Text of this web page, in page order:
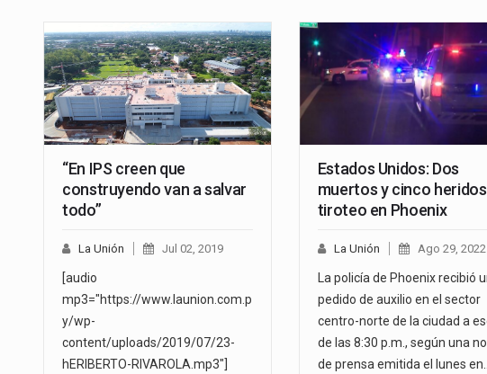
“En IPS creen que
construyendo van a salvar
todo”
La Unión Jul 02, 2019
[audio
mp3="https://www.launion.com.p
y/wp-
content/uploads/2019/07/23-
hERIBERTO-RIVAROLA.mp3"]
Estados Unidos: Dos
muertos y cinco
tiroteo en Phoenix
La Unión Ago 29, 2022
La policía de Phoenix recibió
pedido de auxilio en el sector
centro-norte de la ciudad a
de las 8:30 p.m., según una
de prensa emitida el lunes en…